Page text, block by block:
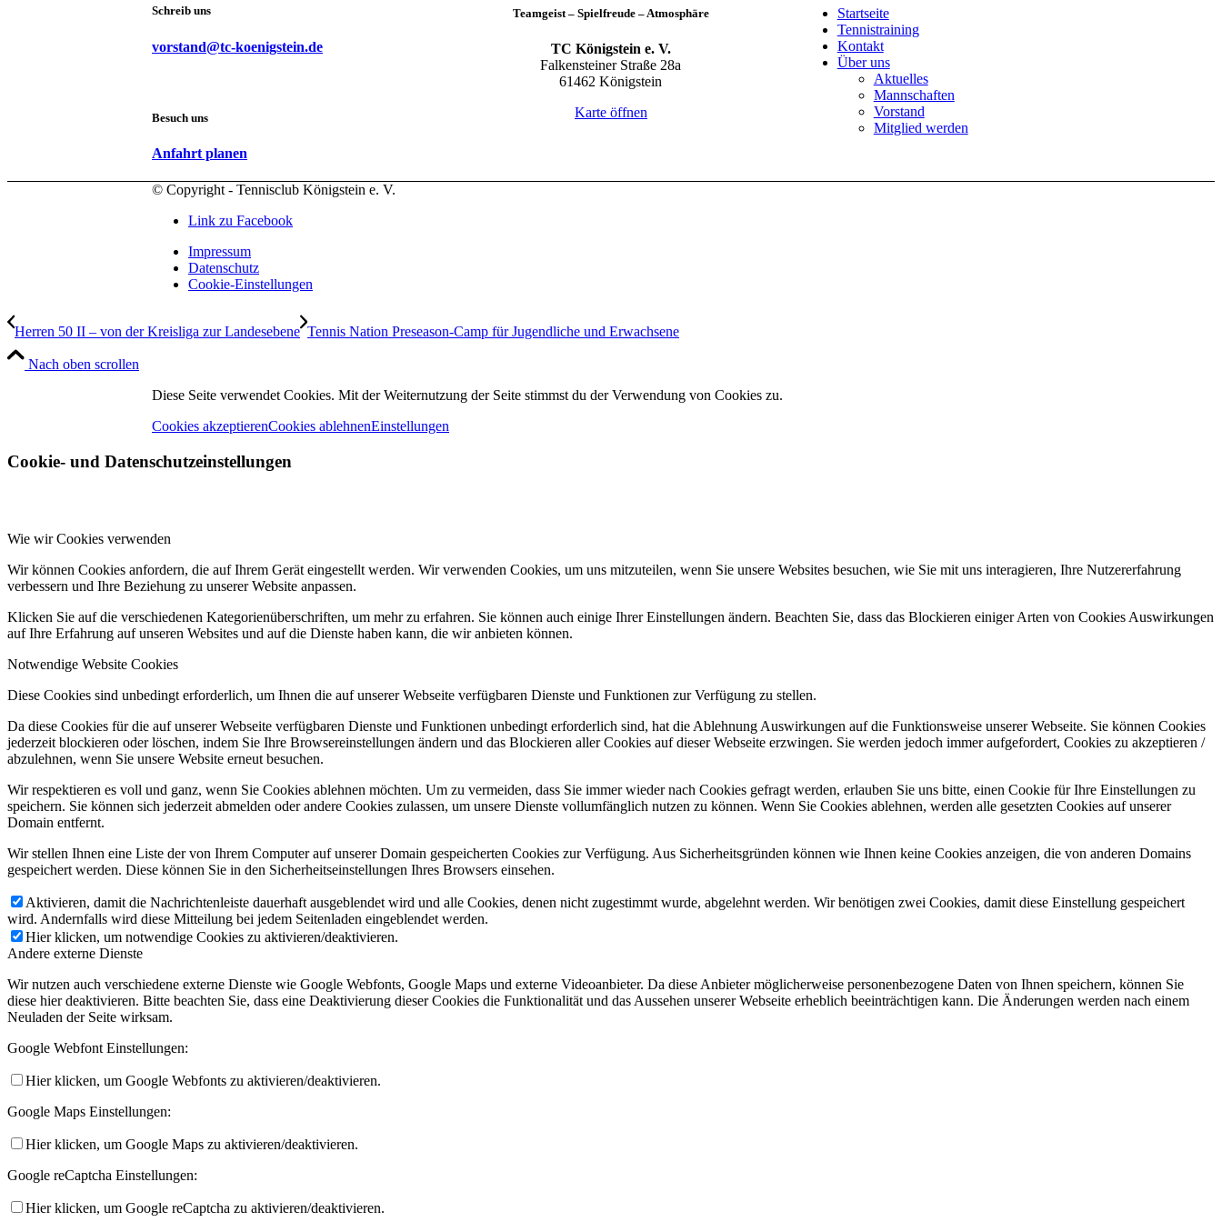
Schreib uns
vorstand@tc-koenigstein.de
Besuch uns
Anfahrt planen
Teamgeist – Spielfreude – Atmosphäre
TC Königstein e. V.
Falkensteiner Straße 28a
61462 Königstein
Karte öffnen
Startseite
Tennistraining
Kontakt
Über uns
Aktuelles
Mannschaften
Vorstand
Mitglied werden
© Copyright - Tennisclub Königstein e. V.
Link zu Facebook
Impressum
Datenschutz
Cookie-Einstellungen
Herren 50 II – von der Kreisliga zur Landesebene Tennis Nation Preseason-Camp für Jugendliche und Erwachsene
Nach oben scrollen
Diese Seite verwendet Cookies. Mit der Weiternutzung der Seite stimmst du der Verwendung von Cookies zu.
Cookies akzeptierenCookies ablehnenEinstellungen
Cookie- und Datenschutzeinstellungen
Wie wir Cookies verwenden
Wir können Cookies anfordern, die auf Ihrem Gerät eingestellt werden. Wir verwenden Cookies, um uns mitzuteilen, wenn Sie unsere Websites besuchen, wie Sie mit uns interagieren, Ihre Nutzererfahrung
verbessern und Ihre Beziehung zu unserer Website anpassen.
Klicken Sie auf die verschiedenen Kategorienüberschriften, um mehr zu erfahren. Sie können auch einige Ihrer Einstellungen ändern. Beachten Sie, dass das Blockieren einiger Arten von Cookies Auswirkungen
auf Ihre Erfahrung auf unseren Websites und auf die Dienste haben kann, die wir anbieten können.
Notwendige Website Cookies
Diese Cookies sind unbedingt erforderlich, um Ihnen die auf unserer Webseite verfügbaren Dienste und Funktionen zur Verfügung zu stellen.
Da diese Cookies für die auf unserer Webseite verfügbaren Dienste und Funktionen unbedingt erforderlich sind, hat die Ablehnung Auswirkungen auf die Funktionsweise unserer Webseite. Sie können Cookies
jederzeit blockieren oder löschen, indem Sie Ihre Browsereinstellungen ändern und das Blockieren aller Cookies auf dieser Webseite erzwingen. Sie werden jedoch immer aufgefordert, Cookies zu akzeptieren /
abzulehnen, wenn Sie unsere Website erneut besuchen.
Wir respektieren es voll und ganz, wenn Sie Cookies ablehnen möchten. Um zu vermeiden, dass Sie immer wieder nach Cookies gefragt werden, erlauben Sie uns bitte, einen Cookie für Ihre Einstellungen zu
speichern. Sie können sich jederzeit abmelden oder andere Cookies zulassen, um unsere Dienste vollumfänglich nutzen zu können. Wenn Sie Cookies ablehnen, werden alle gesetzten Cookies auf unserer
Domain entfernt.
Wir stellen Ihnen eine Liste der von Ihrem Computer auf unserer Domain gespeicherten Cookies zur Verfügung. Aus Sicherheitsgründen können wie Ihnen keine Cookies anzeigen, die von anderen Domains
gespeichert werden. Diese können Sie in den Sicherheitseinstellungen Ihres Browsers einsehen.
Aktivieren, damit die Nachrichtenleiste dauerhaft ausgeblendet wird und alle Cookies, denen nicht zugestimmt wurde, abgelehnt werden. Wir benötigen zwei Cookies, damit diese Einstellung gespeichert
wird. Andernfalls wird diese Mitteilung bei jedem Seitenladen eingeblendet werden.
Hier klicken, um notwendige Cookies zu aktivieren/deaktivieren.
Andere externe Dienste
Wir nutzen auch verschiedene externe Dienste wie Google Webfonts, Google Maps und externe Videoanbieter. Da diese Anbieter möglicherweise personenbezogene Daten von Ihnen speichern, können Sie
diese hier deaktivieren. Bitte beachten Sie, dass eine Deaktivierung dieser Cookies die Funktionalität und das Aussehen unserer Webseite erheblich beeinträchtigen kann. Die Änderungen werden nach einem
Neuladen der Seite wirksam.
Google Webfont Einstellungen:
Hier klicken, um Google Webfonts zu aktivieren/deaktivieren.
Google Maps Einstellungen:
Hier klicken, um Google Maps zu aktivieren/deaktivieren.
Google reCaptcha Einstellungen:
Hier klicken, um Google reCaptcha zu aktivieren/deaktivieren.